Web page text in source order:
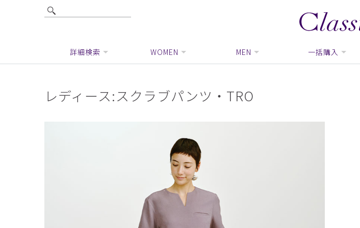
詳細検索 WOMEN MEN 一括購入
レディース:スクラブパンツ・TRO